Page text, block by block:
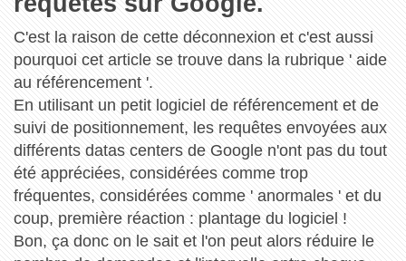
C'est la raison de cette déconnexion et c'est aussi
pourquoi cet article se trouve dans la rubrique ' aide
au référencement '.
En utilisant un petit logiciel de référencement et de
suivi de positionnement, les requêtes envoyées aux
différents datas centers de Google n'ont pas du tout
été appréciées, considérées comme trop
fréquentes, considérées comme ' anormales ' et du
coup, première réaction : plantage du logiciel !
Bon, ça donc on le sait et l'on peut alors réduire le